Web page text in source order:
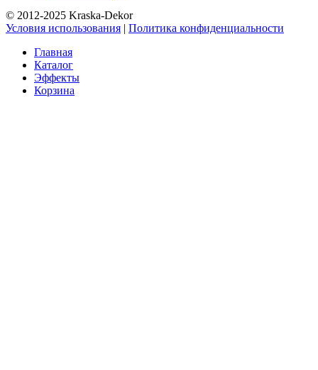
© 2012-2025 Kraska-Dekor
Условия использования | Политика конфиденциальности
Главная
Каталог
Эффекты
Корзина